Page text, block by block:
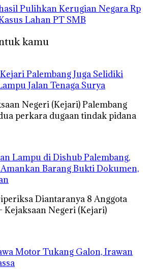
Pulihkan Kerugian Negara Rp
Lahan PT SMB
kamu
Palembang Juga Selidiki
Jalan Tenaga Surya
Negeri (Kejari) Palembang
perkara dugaan tindak pidana
Lampu di Dishub Palembang,
Barang Bukti Dokumen,
Diantaranya 8 Anggota
Kejaksaan Negeri (Kejari)
Motor Tukang Galon, Irawan